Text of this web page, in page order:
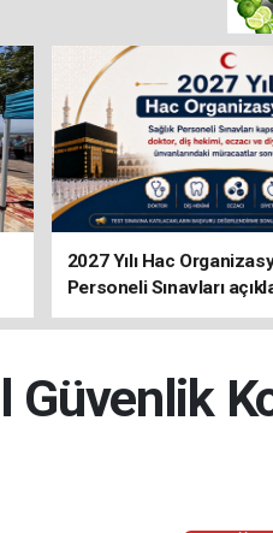
2027 Yılı Hac
Personeli Sınavları
Güvenlik